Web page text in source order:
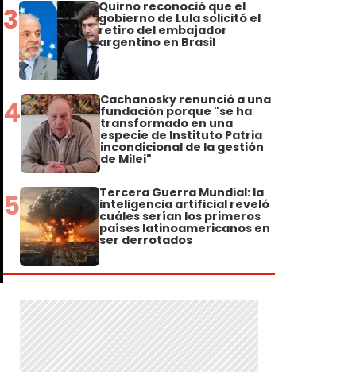
3 Quirno reconoció que el
gobierno de Lula solicitó el
retiro del embajador
argentino en Brasil
4 Cachanosky renunció a una
fundación porque "se ha
transformado en una
especie de Instituto Patria
incondicional de la gestión
de Milei"
5 Tercera Guerra Mundial: la
inteligencia artificial reveló
cuáles serían los primeros
países latinoamericanos en
ser derrotados